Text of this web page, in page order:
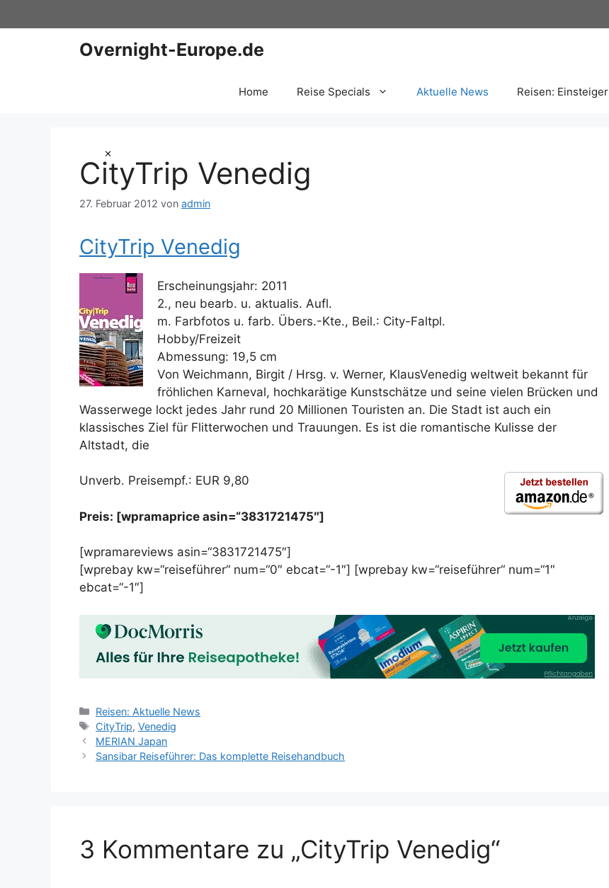
×
Inhalt
Overnight-Europe.de
Home Reise Specials Aktuelle News Reisen: Einsteiger
CityTrip Venedig
27. Februar 2012 von admin
CityTrip Venedig
Erscheinungsjahr: 2011
2., neu bearb. u. aktualis. Aufl.
m. Farbfotos u. farb. Übers.-Kte., Beil.: City-Faltpl.
Hobby/Freizeit
Abmessung: 19,5 cm
Von Weichmann, Birgit / Hrsg. v. Werner, KlausVenedig weltweit bekannt für
fröhlichen Karneval, hochkarätige Kunstschätze und seine vielen Brücken und
Wasserwege lockt jedes Jahr rund 20 Millionen Touristen an. Die Stadt ist auch ein
klassisches Ziel für Flitterwochen und Trauungen. Es ist die romantische Kulisse der
Altstadt, die
Unverb. Preisempf.: EUR 9,80
Preis: [wpramaprice asin=“3831721475″]
[wpramareviews asin=“3831721475″]
[wprebay kw=“reiseführer“ num=“0″ ebcat=“-1″] [wprebay kw=“reiseführer“ num=“1″
ebcat=“-1″]
Kategorien
Reisen: Aktuelle News
Schlagwörter
CityTrip,Venedig
MERIAN Japan
Sansibar Reiseführer: Das komplette Reisehandbuch
3 Kommentare zu „CityTrip Venedig“